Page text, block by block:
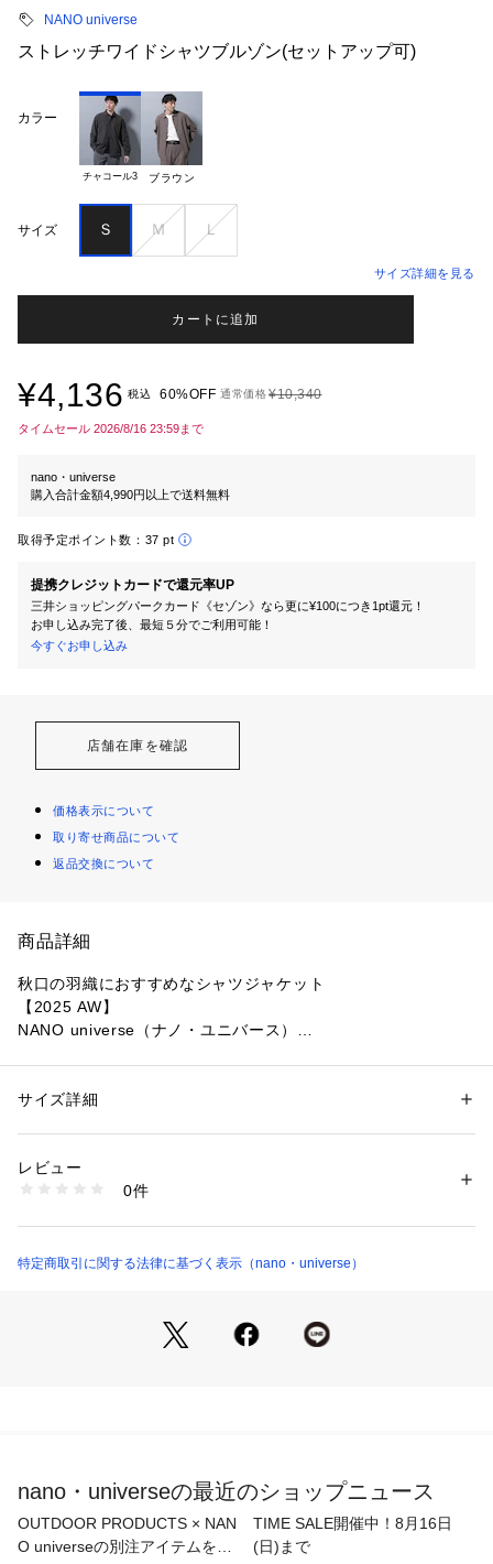
NANO universe
ストレッチワイドシャツブルゾン(セットアップ可)
カラー
チャコール3 ブラウン
サイズ Ｓ Ｍ Ｌ
サイズ詳細を見る
カートに追加
¥4,136 税込 60%OFF 通常価格¥10,340
タイムセール 2026/8/16 23:59まで
nano・universe
購入合計金額4,990円以上で送料無料
取得予定ポイント数： 37 pt
提携クレジットカードで還元率UP
三井ショッピングパークカード《セゾン》なら更に¥100につき1pt還元！
お申し込み完了後、最短５分でご利用可能！
今すぐお申し込み
店舗在庫を確認
価格表示について
取り寄せ商品について
返品交換について
商品詳細
秋口の羽織におすすめなシャツジャケット
【2025 AW】
NANO universe（ナノ・ユニバース）
トアイテム◆
トのシャツブルゾン。同素材でパンツも展開しているため、セ
ットとしてもお使いいただけるオススメのアイテムです。
・汎用性の高いレギュラーカラー
■カラー展開
・着回し力の高いブルーグレー/ブラウン/チャコールの3色展開
性別：メンズ
素材：レーヨン 59% ナイロン 36% ポリウレタン 5%
洗濯：手洗い 漂白× アイロン110℃ ドライ弱い タンブル乾燥× 吊り干し
ウェット非常に弱い
商品番号：1530700019075 （モール）
サイズ詳細
レビュー
0件
特定商取引に関する法律に基づく表示（nano・universe）
nano・universeの最近のショップニュース
OUTDOOR PRODUCTS × NAN
O universeの別注アイテムをご
TIME SALE開催中！8月16日
(日)まで